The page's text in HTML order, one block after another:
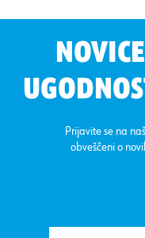
Prijavite se na
obveščeni o